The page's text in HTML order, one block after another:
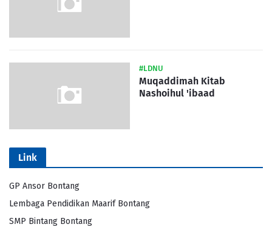
#LDNU
Muqaddimah Kitab
Nashoihul 'ibaad
Link
GP Ansor Bontang
Lembaga Pendidikan Maarif Bontang
SMP Bintang Bontang